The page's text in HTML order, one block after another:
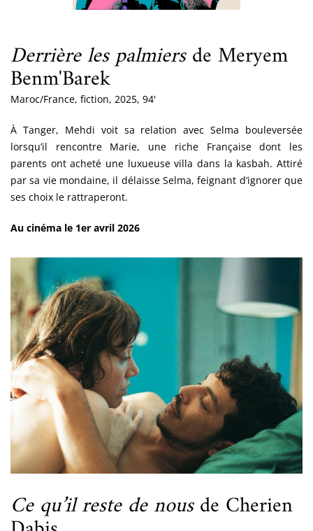
Derrière les palmiersde Meryem
Benm'Barek
Maroc/France, fiction, 2025, 94'
À Tanger, Mehdi voit sa relation avec Selma bouleversée
lorsqu’il rencontre Marie, une riche Française dont les
parents ont acheté une luxueuse villa dans la kasbah. Attiré
par sa vie mondaine, il délaisse Selma, feignant d’ignorer que
ses choix le rattraperont.
Au cinéma le 1er avril 2026
Ce qu’il reste de nousde Cherien